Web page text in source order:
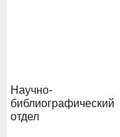
Научно-
библиографический
отдел